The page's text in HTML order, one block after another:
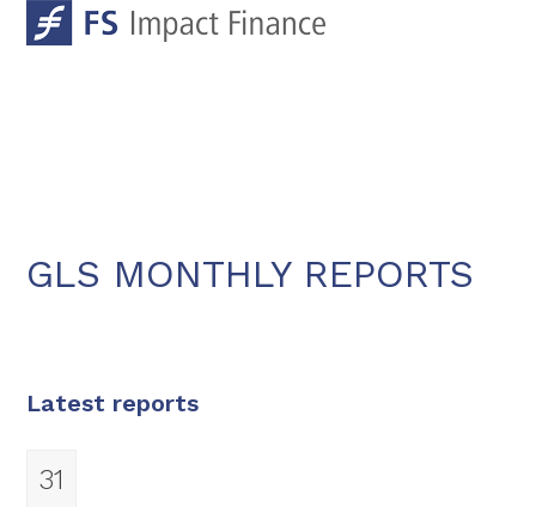
SkipOpen
Close
GLS MONTHLY REPORTS
Latest reports
31